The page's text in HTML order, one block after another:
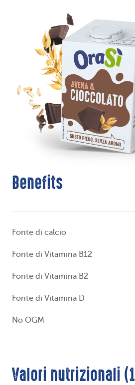
Benefits
Fonte di calcio
Fonte di Vitamina B12
Fonte di Vitamina B2
Fonte di Vitamina D
No OGM
Valori nutrizionali